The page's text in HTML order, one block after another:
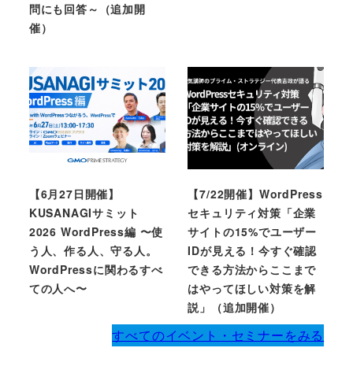
問にも回答～（追加開
催）
【6月27日開催】
KUSANAGIサミット
2026 WordPress編 〜使
う人、作る人、守る人。
WordPressに関わるすべ
ての人へ〜
【7/22開催】WordPress
セキュリティ対策「企業
サイトの15%でユーザー
IDが見える！今すぐ確認
できる方法からここまで
はやってほしい対策を解
説」（追加開催）
すべてのイベント・セミナーをみる